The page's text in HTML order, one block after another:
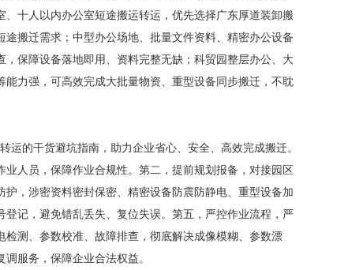
十人以内办公室短途搬运转运，优先选择广东厚道装卸搬
搬迁需求；中型办公场地、批量文件资料、精密办公设备
保障设备落地即用、资料完整无缺；科贸园整层办公、大
力强，可高效完成大批量物资、重型设备同步搬迁，不耽
的干货避坑指南，助力企业省心、安全、高效完成搬迁。
人员，保障作业合规性。第二，提前规划报备，对接园区
，涉密资料密封保密、精密设备防震防静电、重型设备加
记，避免错乱丢失、复位失误。第五，严控作业流程，严
测、参数校准、故障排查，彻底解决成像模糊、参数漂
服务，保障企业合法权益。